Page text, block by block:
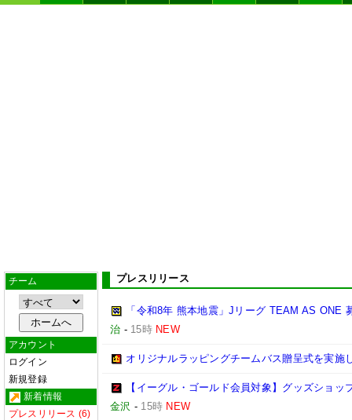
チーム
アカウント
ログイン
新規登録
新着情報
プレスリリース (6)
プレスリリース
「令和8年 熊本地震」Jリーグ TEAM AS ONE
治 - 15時 NEW
オリジナルラッピングチームバス贈呈式を実施
【イーグル・ゴールド会員対象】グッズショ
金沢 - 15時 NEW